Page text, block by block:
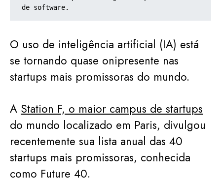
de software.
O uso de inteligência artificial (IA) está
se tornando quase onipresente nas
startups mais promissoras do mundo.
A Station F, o maior campus de startups
do mundo localizado em Paris, divulgou
recentemente sua lista anual das 40
startups mais promissoras, conhecida
como Future 40.